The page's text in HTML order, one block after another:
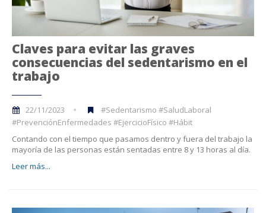
Claves para evitar las graves
consecuencias del sedentarismo en el
trabajo
22/11/2023
#Sedentarismo #SaludLaboral
#PrevenciónEnfermedades #EjercicioFísico #Hábit
Contando con el tiempo que pasamos dentro y fuera del trabajo la
mayoría de las personas están sentadas entre 8 y 13 horas al día.
Leer más...